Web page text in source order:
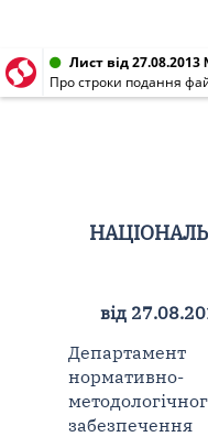
Лист від
від
Департамент
нормативно-
забезпечення